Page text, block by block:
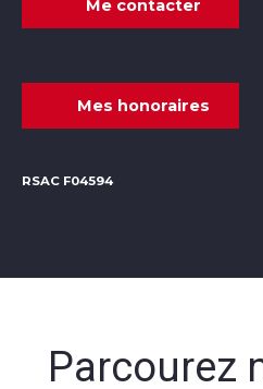
Me contacter
Mes honoraires
RSAC F04594
Parcourez